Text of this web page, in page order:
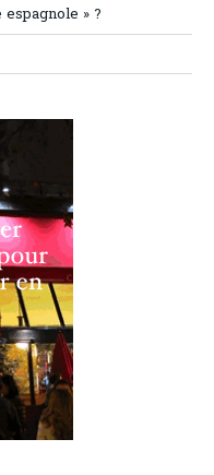
espagnole » ?